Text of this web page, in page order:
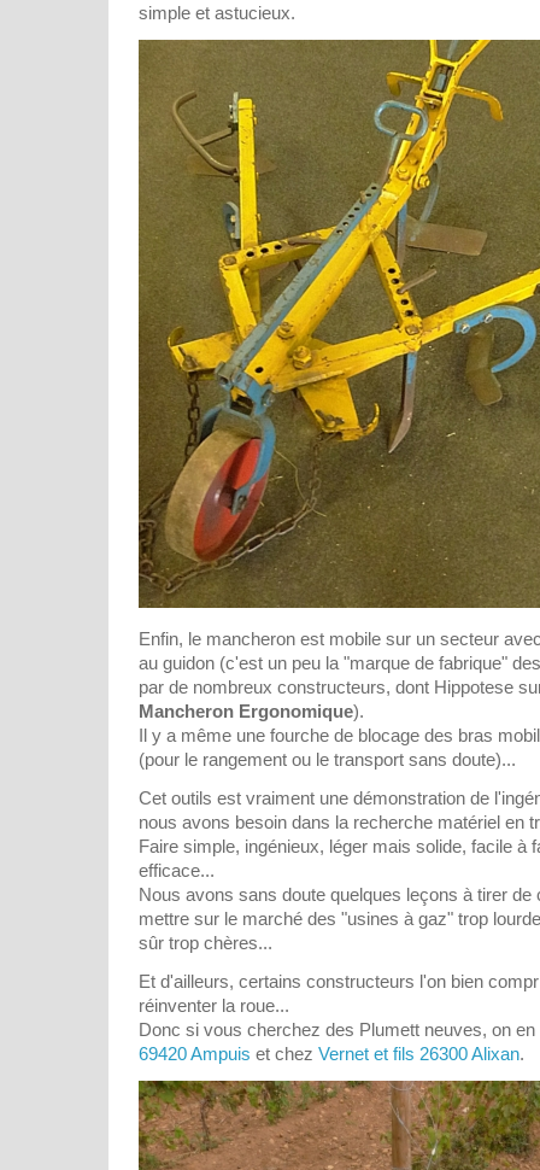
simple et astucieux.
Enfin, le mancheron est mobile sur un secteur
au guidon (c'est un peu la "marque de fabrique"
par de nombreux constructeurs, dont Hippotese
Mancheron Ergonomique).
Il y a même une fourche de blocage des bras
(pour le rangement ou le transport sans doute)...
Cet outils est vraiment une démonstration de
nous avons besoin dans la recherche matériel en
Faire simple, ingénieux, léger mais solide, facile à
efficace...
Nous avons sans doute quelques leçons à tirer
mettre sur le marché des "usines à gaz" trop
sûr trop chères...
Et d'ailleurs, certains constructeurs l'on bien
réinventer la roue...
Donc si vous cherchez des Plumett neuves, on
69420 Ampuis et chez Vernet et fils 26300 Alixan.